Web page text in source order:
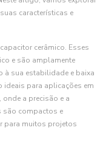
características e
cerâmico. Esses
e são amplamente
à sua estabilidade e baixa
ideais para aplicações em
a precisão e a
são compactos e
para muitos projetos